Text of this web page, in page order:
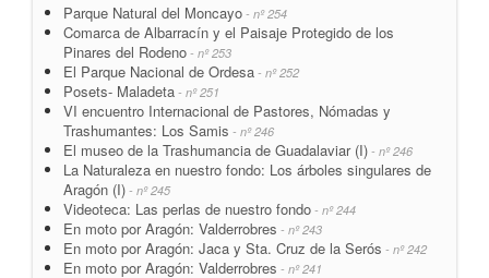
Parque Natural del Moncayo - nº 254
Comarca de Albarracín y el Paisaje Protegido de los
Pinares del Rodeno - nº 253
El Parque Nacional de Ordesa - nº 252
Posets- Maladeta - nº 251
VI encuentro Internacional de Pastores, Nómadas y
Trashumantes: Los Samis - nº 246
El museo de la Trashumancia de Guadalaviar (I) - nº 246
La Naturaleza en nuestro fondo: Los árboles singulares de
Aragón (I) - nº 245
Videoteca: Las perlas de nuestro fondo - nº 244
En moto por Aragón: Valderrobres - nº 243
En moto por Aragón: Jaca y Sta. Cruz de la Serós - nº 242
En moto por Aragón: Valderrobres - nº 241